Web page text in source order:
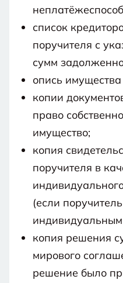
список
поручителя с
сумм
опись
копии
право
имущество;
копия
поручителя в
(если
копия решения
мирового
решение было